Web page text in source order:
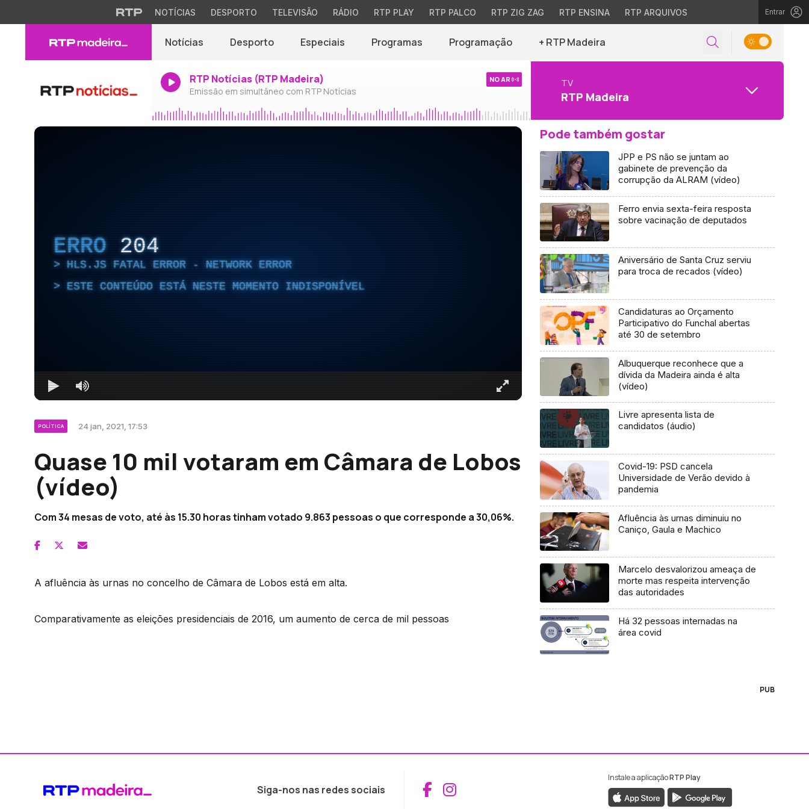
NOTÍCIAS DESPORTO TELEVISÃO RÁDIO RTP PLAY RTP PALCO RTP ZIG ZAG RTP ENSINA RTP ARQUIVOS Entrar
Notícias Desporto Especiais Programas Programação + RTP Madeira
RTP Notícias (RTP Madeira)
Emissão em simultâneo com RTP Notícias
NO AR TV
RTP Madeira
ERRO 204
HLS.JS FATAL ERROR - NETWORK ERROR
ESTE CONTEÚDO ESTÁ NESTE MOMENTO INDISPONÍVEL
POLÍTICA 24 jan, 2021, 17:53
Quase 10 mil votaram em Câmara de Lobos
(vídeo)
Com 34 mesas de voto, até às 15.30 horas tinham votado 9.863 pessoas o que corresponde a 30,06%.
A afluência às urnas no concelho de Câmara de Lobos está em alta.
Comparativamente as eleições presidenciais de 2016, um aumento de cerca de mil pessoas
Pode também gostar
JPP e PS não se juntam ao
gabinete de prevenção da
corrupção da ALRAM (vídeo)
Ferro envia sexta-feira resposta
sobre vacinação de deputados
Aniversário de Santa Cruz serviu
para troca de recados (vídeo)
Candidaturas ao Orçamento
Participativo do Funchal abertas
até 30 de setembro
Albuquerque reconhece que a
dívida da Madeira ainda é alta
(vídeo)
Livre apresenta lista de
candidatos (áudio)
Covid-19: PSD cancela
Universidade de Verão devido à
pandemia
Afluência às urnas diminuiu no
Caniço, Gaula e Machico
Marcelo desvalorizou ameaça de
morte mas respeita intervenção
das autoridades
Há 32 pessoas internadas na
área covid
PUB
Siga-nos nas redes sociais Aceder ao Facebook da RTP Madeira
Aceder ao Instagram da RTP Madeira
Instale a aplicaçãoRTP Play